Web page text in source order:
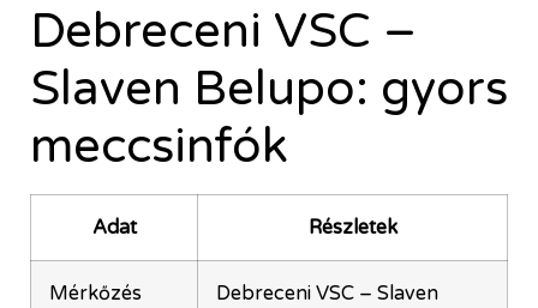
Debreceni VSC –
Slaven Belupo: gyors
meccsinfók
Adat Részletek
Mérkőzés
Debreceni VSC – Slaven